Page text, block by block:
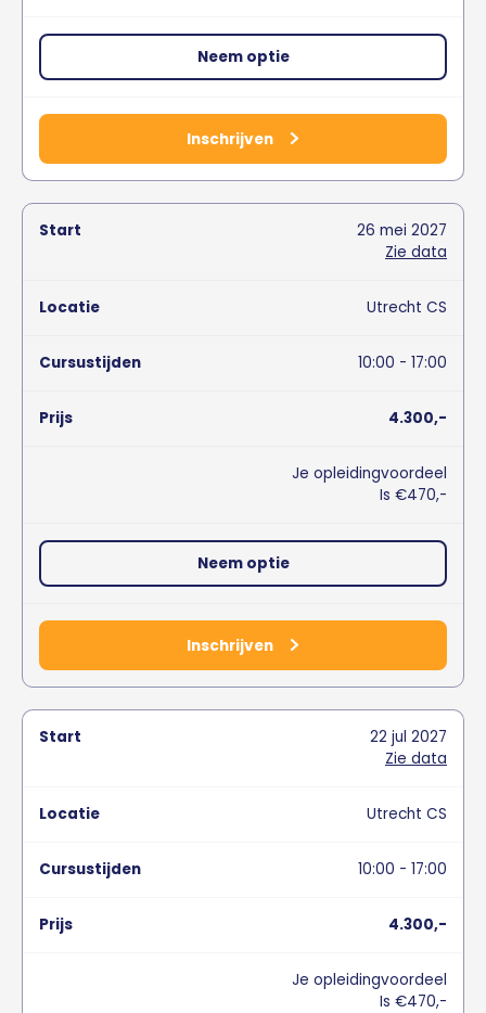
Neem optie
Inschrijven
26 mei 2027
Zie data
Utrecht CS
10:00 - 17:00
4.300,-
Je opleidingvoordeel
Is €470,-
Neem optie
Inschrijven
22 jul 2027
Zie data
Utrecht CS
10:00 - 17:00
4.300,-
Je opleidingvoordeel
Is €470,-